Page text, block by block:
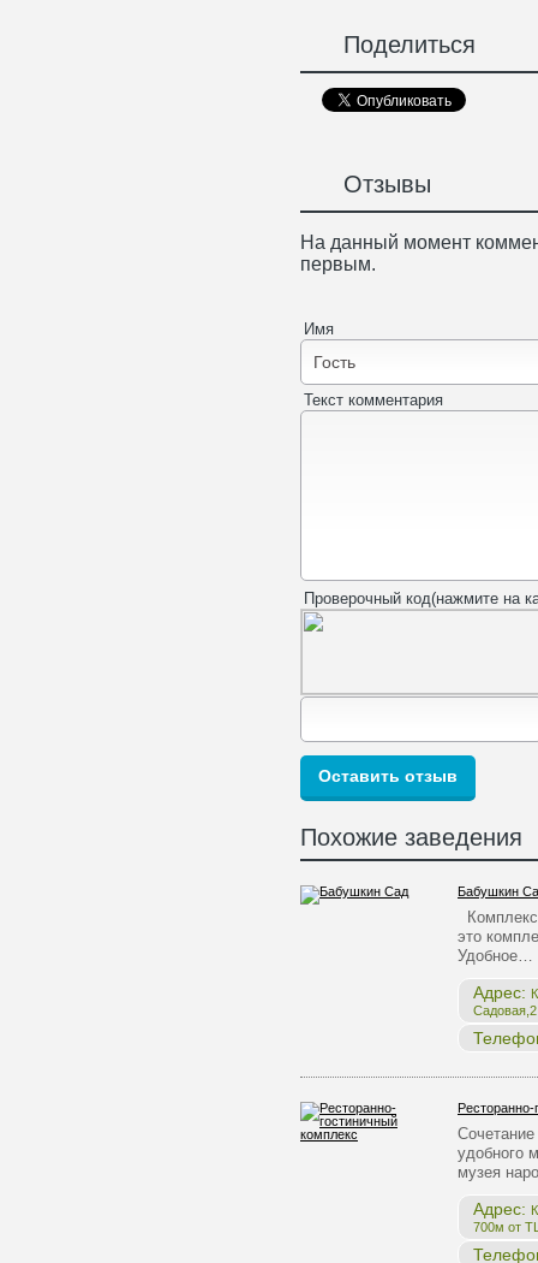
Поделиться
Отзывы
На данный момент
первым.
Имя
Текст комментария
Проверочный код(нажмите на
Похожие заведения
Бабушкин
это
Удобное…
Адрес:
удобного
музея
Адрес:
700м от